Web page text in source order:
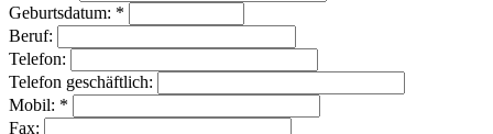
Geburtsdatum: *
Beruf:
Telefon:
Telefon geschäftlich:
Mobil: *
Fax: